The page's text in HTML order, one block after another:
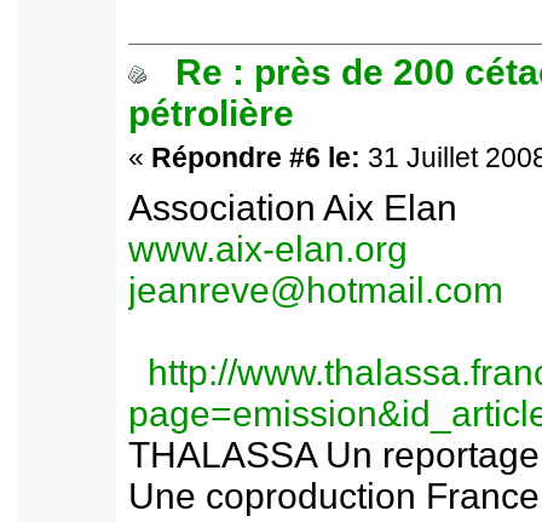
Re : près de 200
pétrolière
« Répondre #6 le: 31 Juillet
Association Aix Elan
www.aix-elan.org
jeanreve@hotmail.com
http://
THALASSA Un
Une coproduction